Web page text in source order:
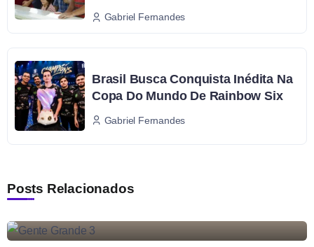
Gabriel Fernandes
Brasil Busca Conquista Inédita Na
Copa Do Mundo De Rainbow Six
Gabriel Fernandes
Posts Relacionados